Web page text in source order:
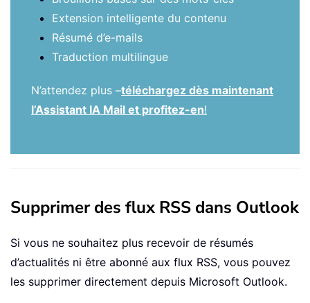
Extension intelligente du contenu
Résumé d’e-mails
Traduction multilingue
N’attendez plus –téléchargez dès maintenant
l’Assistant IA Mail et profitez-en!
Supprimer des flux RSS dans Outlook
Si vous ne souhaitez plus recevoir de résumés
d’actualités ni être abonné aux flux RSS, vous pouvez
les supprimer directement depuis Microsoft Outlook.